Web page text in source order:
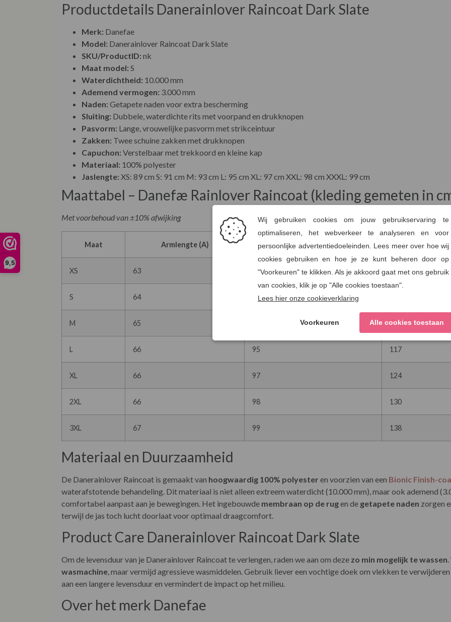
9,5
Productdetails Danerainlover Raincoat Dark Slate
Merk: Danefae
Model: Danerainlover Raincoat Dark Slate
SKU/ProductID: nk
Maat model: S
Waterdichtheid: 10.000 mm
Ademend vermogen: 3.000 mm
Naden: Getapete naden voor extra bescherming
Sluiting: Dubbele, waterdichte rits met voorpand en drukknopen
Pasvorm: Lange, vrouwelijke pasvorm met strikceintuur
Zakken: Twee schuine zakken met drukknopen
Capuchon: Verstelbaar met trekkoord en kleine kap
Materiaal: 100% polyester
Jaslengte: XS: 89 cm S: 91 cm M: 93 cm L: 95 cm XL: 97 cm XXL: 98 cm XXXL: 99 cm
Maattabel – Danefæ Rainlover Raincoat (kleding gemeten in
Met voorbehoud van ±10% afwijking
Maat Armlengte (A) Totale lengte (B) Borst (C)
XS 63 89 102
S 64 91
M 65 111
L 66 95 117
XL 66 97 124
2XL 66 98 130
3XL 67 99 138
Materiaal en Duurzaamheid
De Danerainlover Raincoat is gemaakt van hoogwaardig 100% polyester en voorzien van een Bionic Finish-
waterafstotende behandeling. Dit materiaal is niet alleen extreem waterdicht (10.000 mm), maar ook ademend
comfortabel aanpast aan je bewegingen. Het ingebouwde membraan op de rugen de getapete naden zorgen
terwijl de jas toch lucht doorlaat voor optimaal draagcomfort.
Product Care Danerainlover Raincoat Dark Slate
Om de levensduur van je Danerainlover Raincoat te verlengen, raden we aan om deze zo min mogelijk te wassen
wasmachine, maar vermijd agressieve wasmiddelen. Gebruik liever een vochtige doek om vlekken te
aan een langere levensduur en vermindert de impact op het milieu.
Over het merk Danefae